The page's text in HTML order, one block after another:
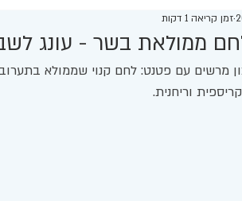
ממולאת בשר - עונג
זמן קריאה 1 דקות
מרשים עם פטנט: לחם קנוי שממולא
וריחנית.